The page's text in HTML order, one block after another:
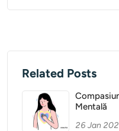
Related Posts
Mentală
26 Jan